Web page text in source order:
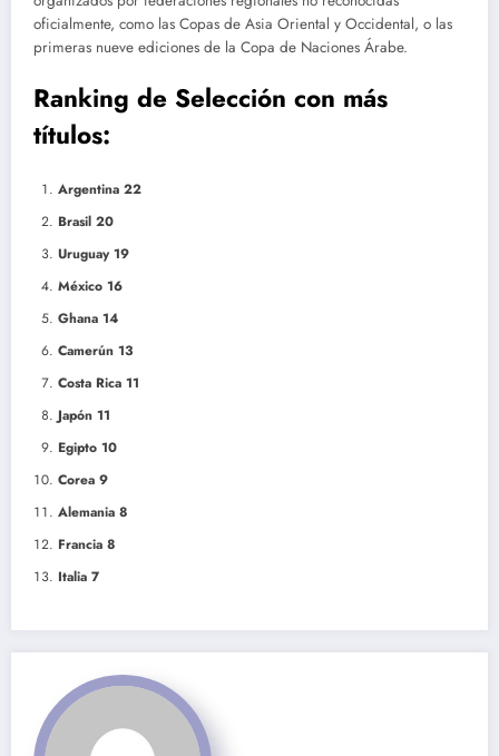
oficialmente, como las Copas de Asia Oriental y Occidental, o las
primeras nueve ediciones de la Copa de Naciones Árabe.
Ranking de Selección con más
títulos:
Argentina 22
Brasil 20
Uruguay 19
México 16
Ghana 14
Camerún 13
Costa Rica 11
Japón 11
Egipto 10
Corea 9
Alemania 8
Francia 8
Italia 7